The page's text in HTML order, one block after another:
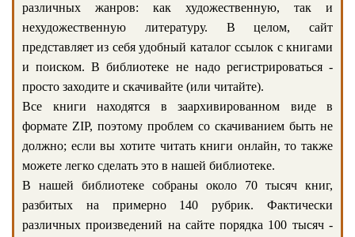
различных жанров: как художественную, так и
нехудожественную литературу. В целом, сайт
представляет из себя удобный каталог ссылок с книгами
и поиском. В библиотеке не надо регистрироваться -
просто заходите и скачивайте (или читайте).
Все книги находятся в заархивированном виде в
формате ZIP, поэтому проблем со скачиванием быть не
должно; если вы хотите читать книги онлайн, то также
можете легко сделать это в нашей библиотеке.
В нашей библиотеке собраны около 70 тысяч книг,
разбитых на примерно 140 рубрик. Фактически
различных произведений на сайте порядка 100 тысяч -